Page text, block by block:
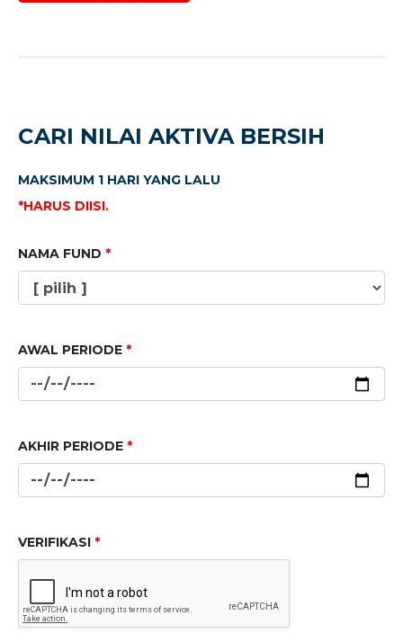
CARI NILAI AKTIVA BERSIH
MAKSIMUM 1 HARI YANG LALU
*HARUS DIISI.
NAMA FUND *
AWAL PERIODE *
AKHIR PERIODE *
VERIFIKASI *